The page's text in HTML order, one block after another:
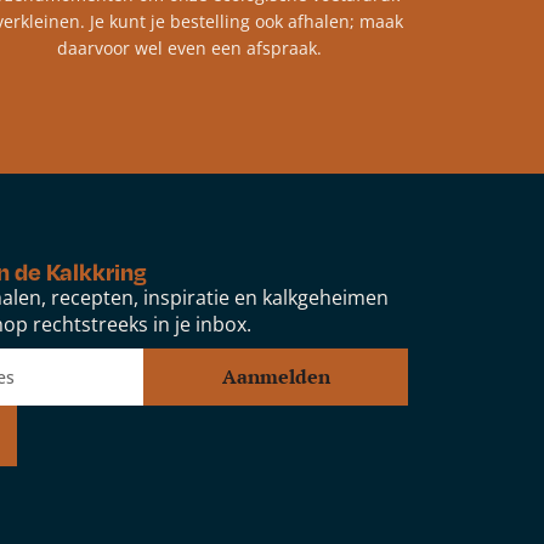
Je kunt je bestelling ook afhalen; maak
daarvoor wel even een afspraak.
de Kalkkring
recepten, inspiratie en kalkgeheimen
rechtstreeks in je inbox.
Aanmelden